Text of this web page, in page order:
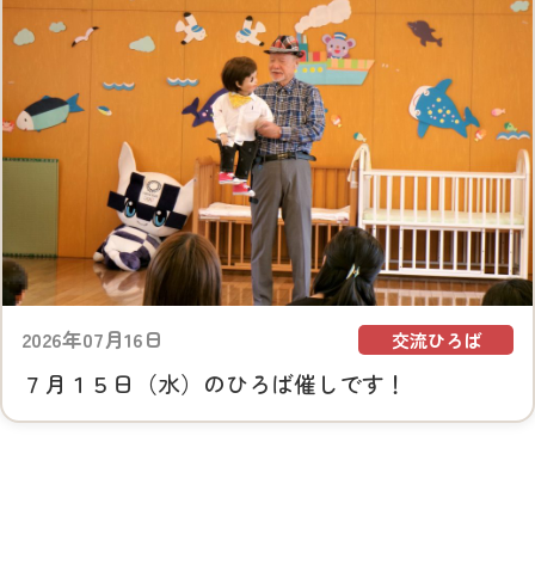
2026年07月16日 交流ひろば
７月１５日（水）のひろば催しです！